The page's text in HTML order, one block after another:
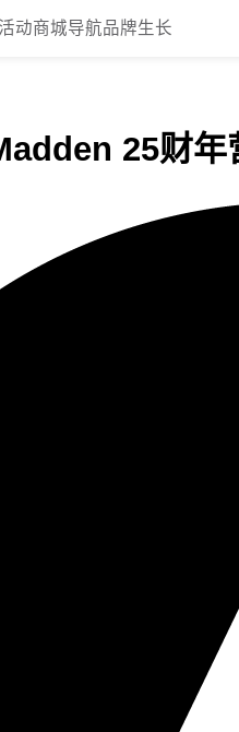
活动商城导航品牌生长
25财